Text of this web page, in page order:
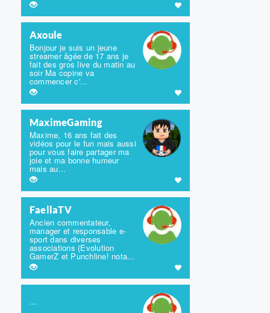
Axoule
Bonjour je suis un jeune
streamer âgée de 17 ans je
fait des gros live du matin au
soir Ma copine va
commencer c'...
MaximeGaming
Maxime, 16 ans fait des
vidéos pour le fun mais aussi
pour vous faire partager ma
joie et ma bonne humeur
mais au...
FaellaTV
Ancien commentateur,
manager et responsable e-
sport dans diverses
associations (Evolution
GamerZ et Punchline! nota...
...